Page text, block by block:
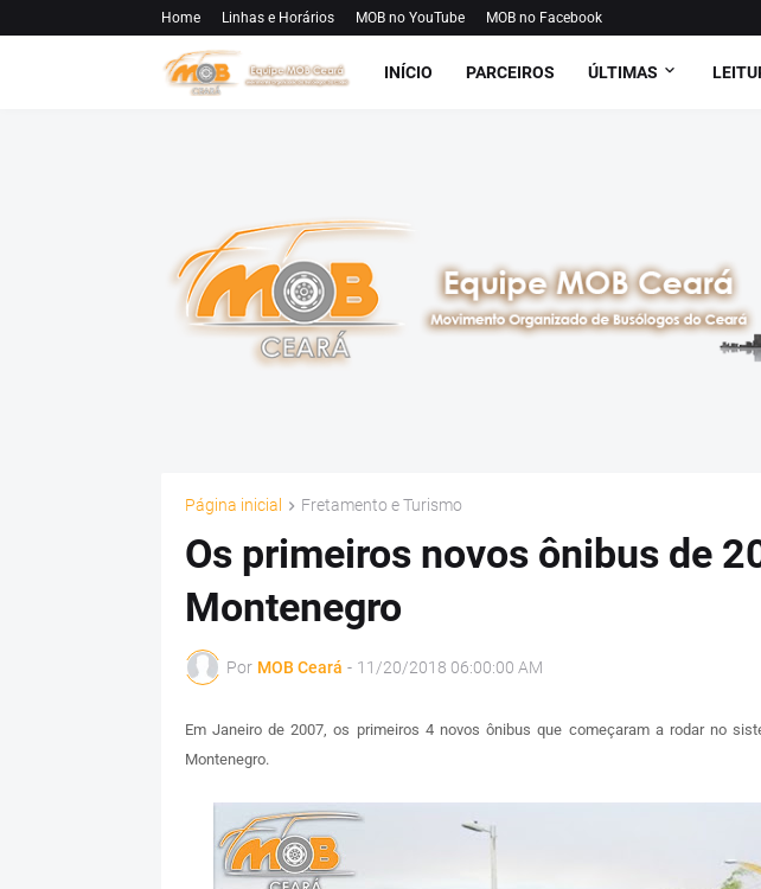
Home Linhas e Horários MOB no YouTube MOB no Facebook
INÍCIO PARCEIROS ÚLTIMAS
Página inicial Fretamento e Turismo
Os primeiros novos ônibus de
Montenegro
Por MOB Ceará - 11/20/2018 06:00:00 AM
Em Janeiro de 2007, os primeiros 4 novos ônibus que começaram a rodar no
Montenegro.